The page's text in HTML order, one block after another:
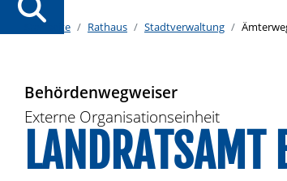
Startseite Rathaus Stadtverwaltung
Behördenwegweiser
Externe Organisationseinheit
LANDRATSAMT